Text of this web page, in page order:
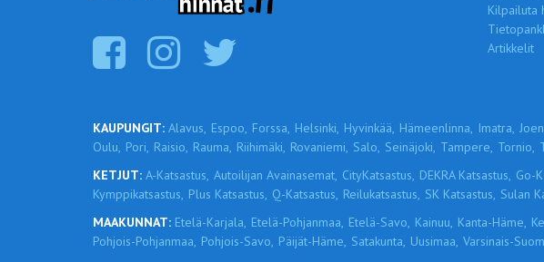
Kilpailuta
Artikkelit
KAUPUNGIT: Alavus, Espoo, Forssa, Helsinki, Hyvinkää, Hämeenlinna, Imatra,
Oulu, Pori, Raisio, Rauma, Riihimäki, Rovaniemi, Salo, Seinäjoki, Tampere, Tornio,
KETJUT: A-Katsastus, Autoilijan Avainasemat, CityKatsastus, DEKRA Katsastus, Go-
Kymppikatsastus, Plus Katsastus, Q-Katsastus, Reilukatsastus, SK Katsastus, Sulan
MAAKUNNAT: Etelä-Karjala, Etelä-Pohjanmaa, Etelä-Savo, Kainuu, Kanta-Häme,
Pohjois-Pohjanmaa, Pohjois-Savo, Päijät-Häme, Satakunta, Uusimaa, Varsinais-